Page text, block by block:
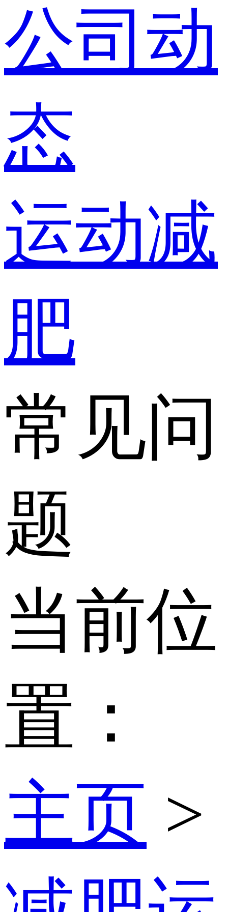
公司动
态
运动减
肥
常见问
题
当前位
置：
主页 >